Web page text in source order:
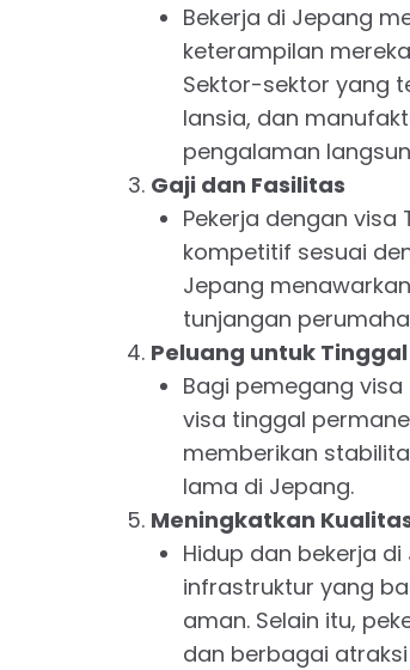
Bekerja di Jepang
keterampilan
Sektor-sektor yang
lansia, dan
pengalaman
Gaji dan Fasilitas
Pekerja dengan
kompetitif sesuai
Jepang
tunjangan
Peluang untuk
Bagi pemegang
visa tinggal
memberikan
lama di Jepang.
Meningkatkan
Hidup dan bekerja
infrastruktur yang
aman. Selain itu,
dan berbagai